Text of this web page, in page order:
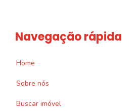
Navegação rápida
Home
Sobre nós
Buscar imóvel